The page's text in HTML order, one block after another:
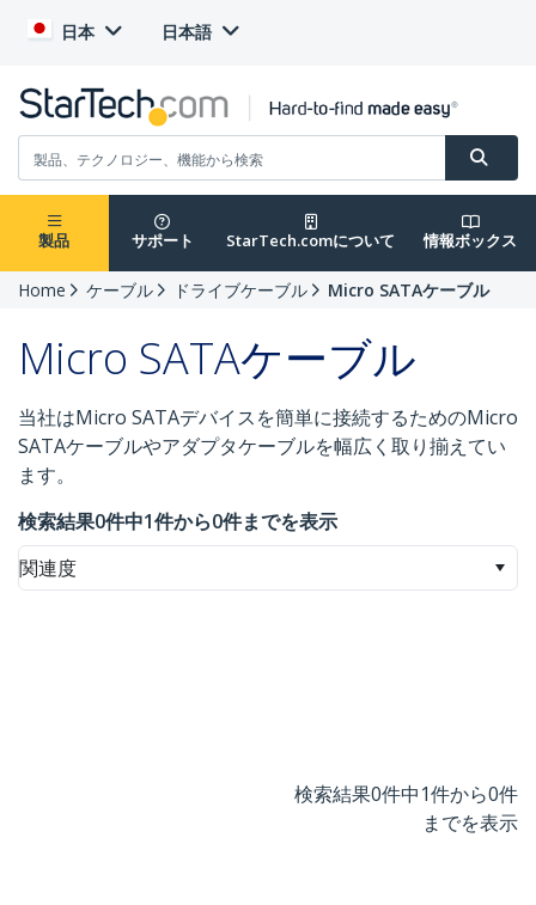
日本 日本語
製品 サポート StarTech.comについて 情報ボックス
Home ケーブル ドライブケーブル Micro SATAケーブル
Micro SATAケーブル
当社はMicro SATAデバイスを簡単に接続するためのMicro
SATAケーブルやアダプタケーブルを幅広く取り揃えてい
ます。
検索結果0件中1件から0件までを表示
関連度
検索結果0件中1件から0件
までを表示